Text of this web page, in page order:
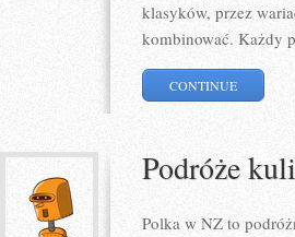
klasyków, przez
kombinować. Każdy
CONTINUE
Podróże
Polka w NZ to